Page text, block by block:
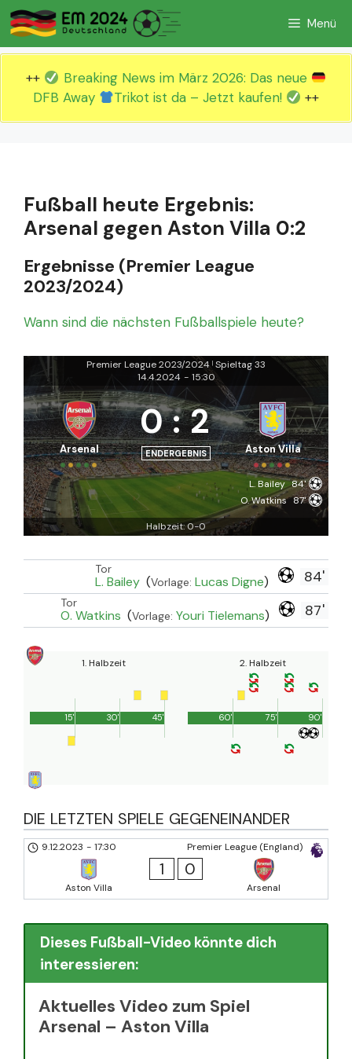
Zum
Inhalt
springen
Menü
++
Breaking News im März 2026: Das neue
DFB Away
Trikot ist da – Jetzt kaufen! ++
Fußball heute Ergebnis:
Arsenal gegen Aston Villa 0:2
Ergebnisse (Premier League
2023/2024)
Wann sind die nächsten Fußballspiele heute?
Premier League 2023/2024 | Spieltag 33
14.4.2024 - 15:30
Arsenal
0: 2
ENDERGEBNIS Aston Villa
L. Bailey 84'
O. Watkins 87'
Halbzeit: 0-0
84'
Tor
L. Bailey (Vorlage: Lucas Digne)
87'
Tor
O. Watkins (Vorlage: Youri Tielemans)
1. Halbzeit
45'
15' 30'
2. Halbzeit
90'
60' 75'
DIE LETZTEN SPIELE GEGENEINANDER
Premier League (England)
9.12.2023 - 17:30
Aston Villa
1 0
Arsenal
Dieses Fußball-Video könnte dich
interessieren:
Aktuelles Video zum Spiel
Arsenal – Aston Villa